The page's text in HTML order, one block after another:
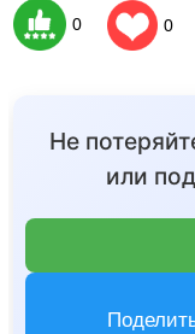
0 0
Не
или